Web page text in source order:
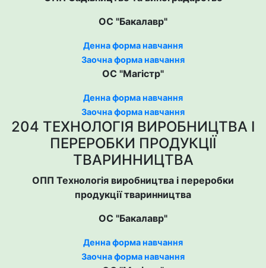
ОС "Бакалавр"
Денна форма навчання
Заочна форма навчання
ОС "Магістр"
Денна форма навчання
Заочна форма навчання
204 ТЕХНОЛОГІЯ ВИРОБНИЦТВА І
ПЕРЕРОБКИ ПРОДУКЦІЇ
ТВАРИННИЦТВА
ОПП Технологія виробництва і переробки
продукції тваринництва
ОС "Бакалавр"
Денна форма навчання
Заочна форма навчання